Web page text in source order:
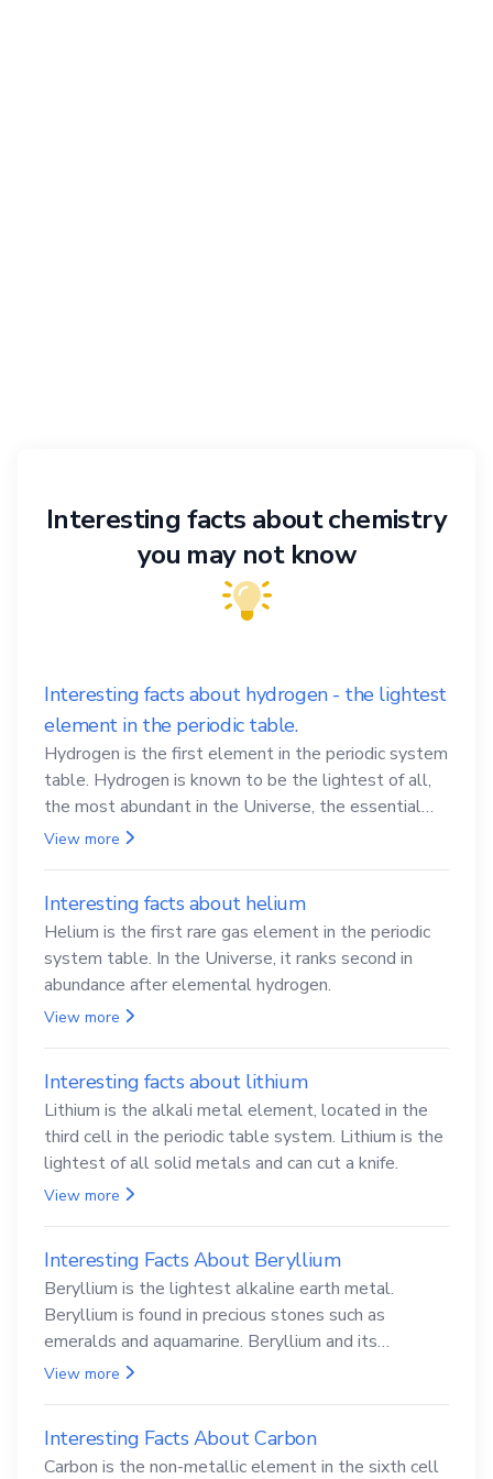
Interesting facts about chemistry
you may not know
Interesting facts about hydrogen - the lightest
element in the periodic table.
Hydrogen is the first element in the periodic system
table. Hydrogen is known to be the lightest of all,
the most abundant in the Universe, the essential
element for life
View more
Interesting facts about helium
Helium is the first rare gas element in the periodic
system table. In the Universe, it ranks second in
abundance after elemental hydrogen.
View more
Interesting facts about lithium
Lithium is the alkali metal element, located in the
third cell in the periodic table system. Lithium is the
lightest of all solid metals and can cut a knife.
View more
Interesting Facts About Beryllium
Beryllium is the lightest alkaline earth metal.
Beryllium is found in precious stones such as
emeralds and aquamarine. Beryllium and its
compounds are both carcinogenic.
View more
Interesting Facts About Carbon
Carbon is the non-metallic element in the sixth cell